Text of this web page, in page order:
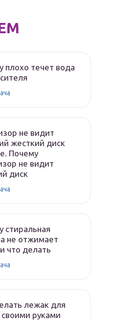
плохо течет вода
не видит
жесткий диск
Почему
не видит
диск
стиральная
не отжимает
что делать
лежак для
руками